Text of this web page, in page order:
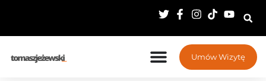
Umów Wizytę